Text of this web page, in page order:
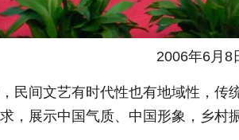
2006年6月8
民间文艺有时代性也有地域性，传
，展示中国气质、中国形象，乡村